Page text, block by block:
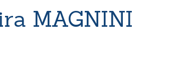
DOCUMENTS
MAGNINI